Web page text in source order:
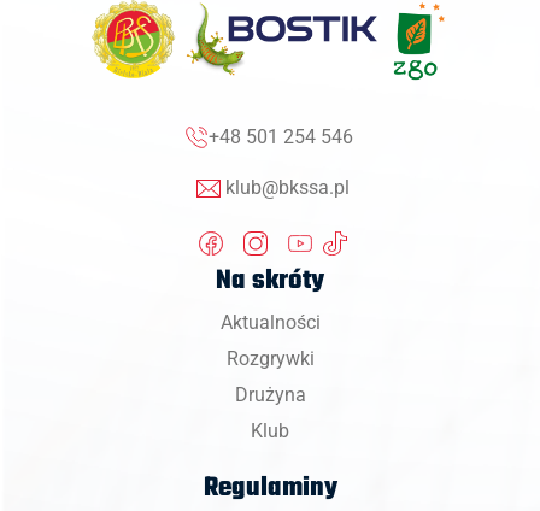
+48 501 254 546
klub@bkssa.pl
Na skróty
Aktualności
Rozgrywki
Drużyna
Klub
Regulaminy